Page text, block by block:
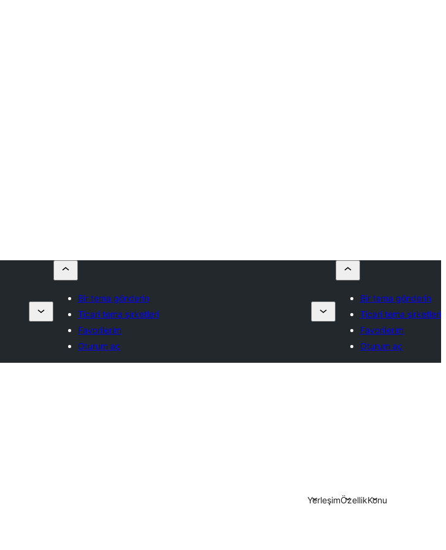
Bir tema gönderin
Ticari tema şirketleri
Favorilerim
Oturum aç
Bir tema gönderin
Ticari tema şirketleri
Favorilerim
Oturum aç
YerleşimÖzellikKonu